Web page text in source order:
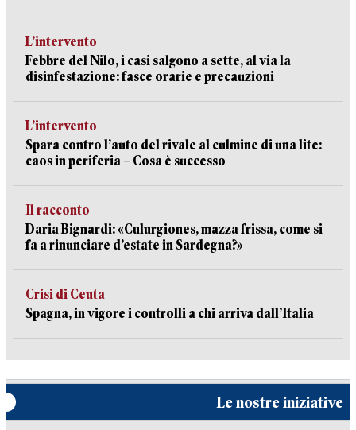
L’intervento
Febbre del Nilo, i casi salgono a sette, al via la
disinfestazione: fasce orarie e precauzioni
L’intervento
Spara contro l’auto del rivale al culmine di una lite:
caos in periferia – Cosa è successo
Il racconto
Daria Bignardi: «Culurgiones, mazza frissa, come si
fa a rinunciare d’estate in Sardegna?»
Crisi di Ceuta
Spagna, in vigore i controlli a chi arriva dall’Italia
Le nostre iniziative